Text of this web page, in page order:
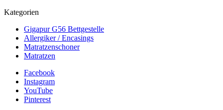
Kategorien
Gigapur G56 Bettgestelle
Allergiker / Encasings
Matratzenschoner
Matratzen
Facebook
Instagram
YouTube
Pinterest